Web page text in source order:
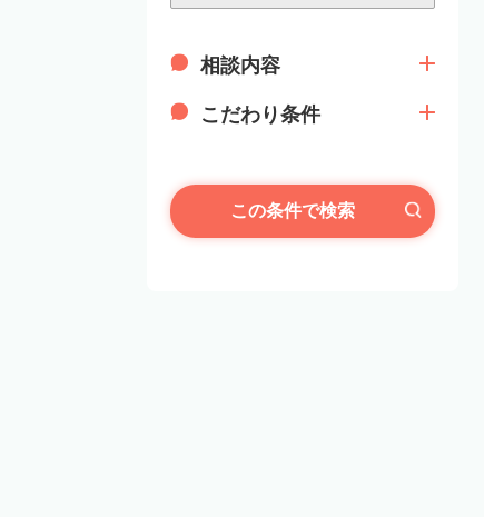
相談内容
こだわり条件
この条件で検索